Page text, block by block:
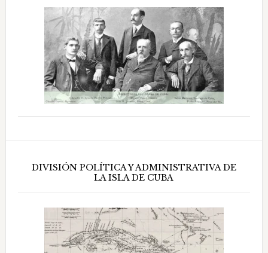
DIVISIÓN POLÍTICA Y ADMINISTRATIVA DE
LA ISLA DE CUBA